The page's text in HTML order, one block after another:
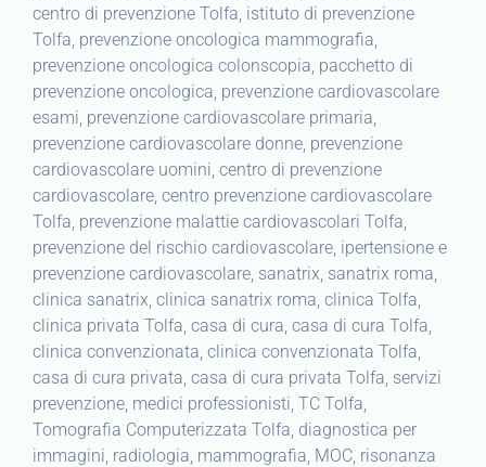
centro di prevenzione Tolfa, istituto di prevenzione
Tolfa, prevenzione oncologica mammografia,
prevenzione oncologica colonscopia, pacchetto di
prevenzione oncologica, prevenzione cardiovascolare
esami, prevenzione cardiovascolare primaria,
prevenzione cardiovascolare donne, prevenzione
cardiovascolare uomini, centro di prevenzione
cardiovascolare, centro prevenzione cardiovascolare
Tolfa, prevenzione malattie cardiovascolari Tolfa,
prevenzione del rischio cardiovascolare, ipertensione e
prevenzione cardiovascolare, sanatrix, sanatrix roma,
clinica sanatrix, clinica sanatrix roma, clinica Tolfa,
clinica privata Tolfa, casa di cura, casa di cura Tolfa,
clinica convenzionata, clinica convenzionata Tolfa,
casa di cura privata, casa di cura privata Tolfa, servizi
prevenzione, medici professionisti, TC Tolfa,
Tomografia Computerizzata Tolfa, diagnostica per
immagini, radiologia, mammografia, MOC, risonanza